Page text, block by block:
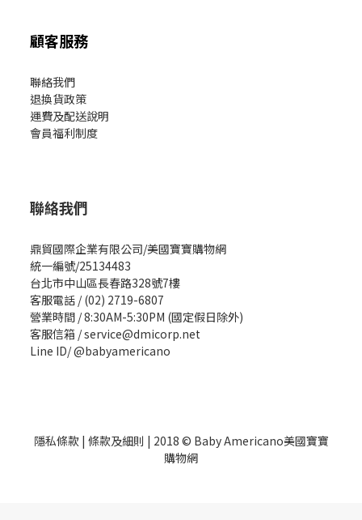
顧客服務
聯絡我們
退換貨政策
運費及配送說明
會員福利制度
聯絡我們
鼎貿國際企業有限公司/美國寶寶購物網
統一編號/25134483
台北市中山區長春路328號7樓
客服電話 / (02) 2719-6807
營業時間 / 8:30AM-5:30PM (國定假日除外)
客服信箱 / service@dmicorp.net
Line ID/ @babyamericano
隱私條款| 條款及細則 | 2018 © Baby Americano美國寶寶
購物網